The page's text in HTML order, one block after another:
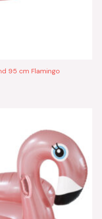
95 cm Flamingo